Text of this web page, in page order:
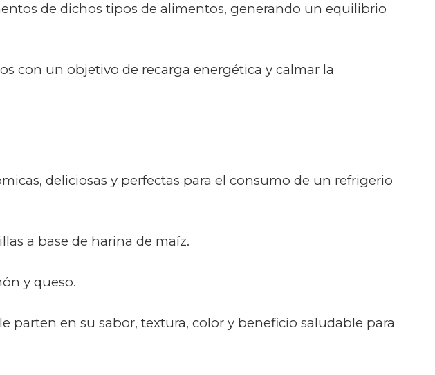
de dichos tipos de alimentos, generando un equilibrio
con un objetivo de recarga energética y calmar la
deliciosas y perfectas para el consumo de un refrigerio
a base de harina de maíz.
y queso.
en su sabor, textura, color y beneficio saludable para